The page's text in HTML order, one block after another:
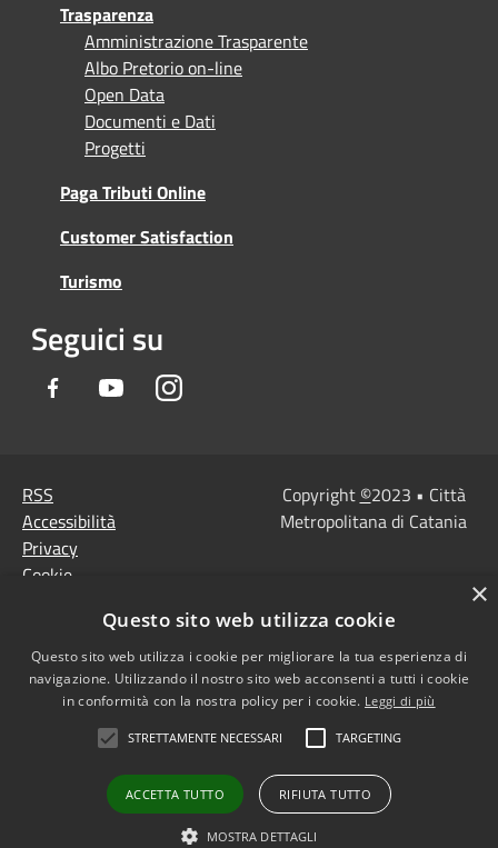
Trasparenza
Amministrazione Trasparente
Albo Pretorio on-line
Open Data
Documenti e Dati
Progetti
Paga Tributi Online
Customer Satisfaction
Turismo
Seguici su
Facebook YoutubeInstagram
RSS
Accessibilità
Privacy
Cookie
Note Legali
Agenzia per l'Italia
digitale
accessibilità
Dichiarazione di
accessibilità PagoPa
Obiettivi di accessibilità
Copyright ©2023 • Città
Metropolitana di Catania
×
Questo sito web utilizza cookie
Questo sito web utilizza i cookie per migliorare la tua esperienza di
navigazione. Utilizzando il nostro sito web acconsenti a tutti i cookie
in conformità con la nostra policy per i cookie. Leggi di più
STRETTAMENTE NECESSARI TARGETING
ACCETTA TUTTO RIFIUTA TUTTO
MOSTRA DETTAGLI